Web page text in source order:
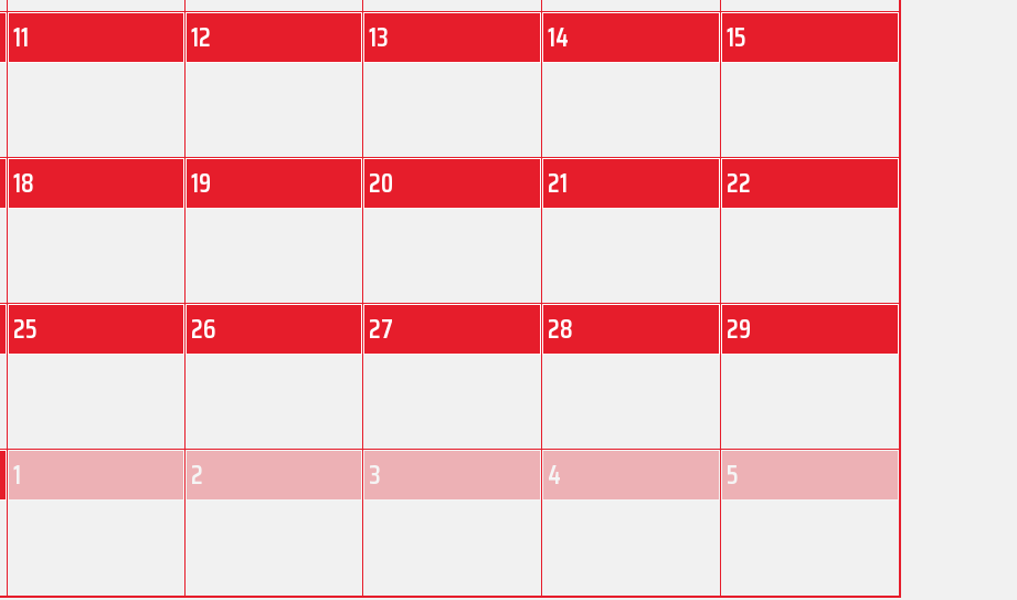
11 12 13 14 15
18 19 20 21 22
25 26 27 28 29
1 2 3 4 5